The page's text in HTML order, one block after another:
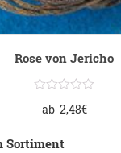
Rose von Jericho
ab 2,48€
Sortiment